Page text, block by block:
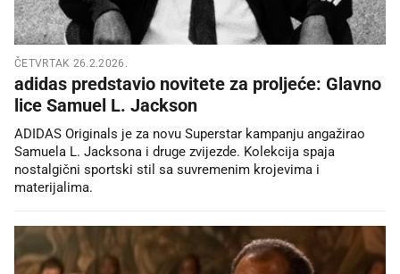
ČETVRTAK 26.2.2026.
adidas predstavio novitete za proljeće: Glavno
lice Samuel L. Jackson
ADIDAS Originals je za novu Superstar kampanju angažirao
Samuela L. Jacksona i druge zvijezde. Kolekcija spaja
nostalgični sportski stil sa suvremenim krojevima i
materijalima.